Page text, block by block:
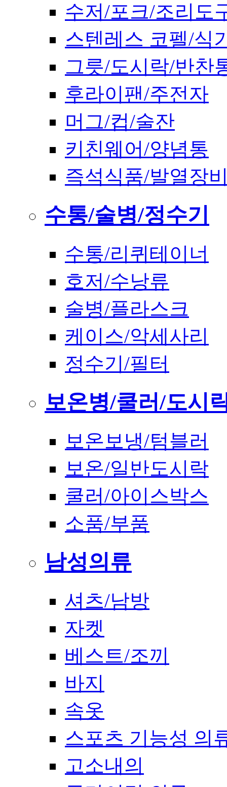
수저/포크/조리도
스텐레스 코펠/식
그릇/도시락/반찬
후라이팬/주전자
머그/컵/술잔
키친웨어/양념통
즉석식품/발열장
수통/술병/정수기
수통/리퀴테이너
호저/수낭류
술병/플라스크
케이스/악세사리
정수기/필터
보온병/쿨러/도시
보온보냉/텀블러
보온/일반도시락
쿨러/아이스박스
소품/부품
남성의류
셔츠/남방
자켓
베스트/조끼
바지
속옷
스포츠 기능성 의
고소내의